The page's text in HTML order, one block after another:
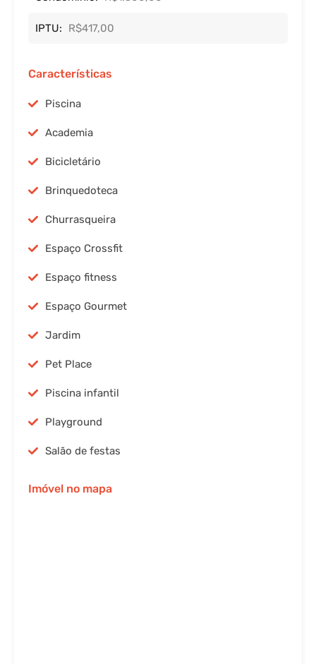
IPTU: R$417,00
Características
Piscina
Academia
Bicicletário
Brinquedoteca
Churrasqueira
Espaço Crossfit
Espaço fitness
Espaço Gourmet
Jardim
Pet Place
Piscina infantil
Playground
Salão de festas
Imóvel no mapa